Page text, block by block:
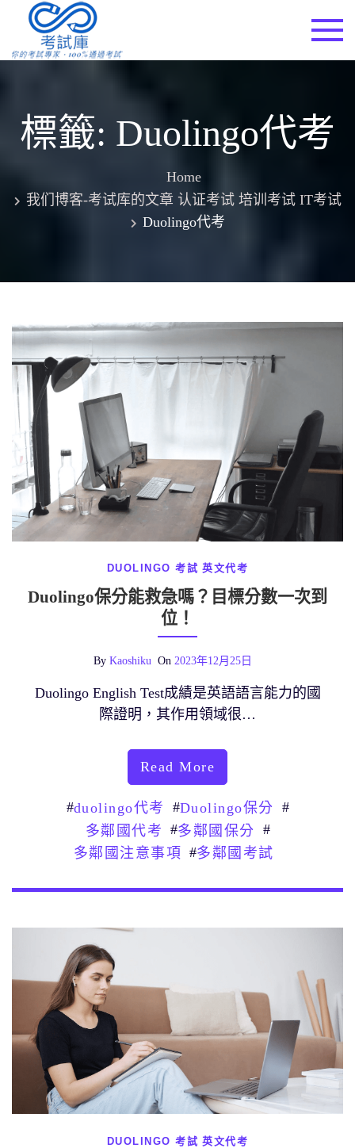
content
標籤: Duolingo代考
Home
我们博客-考试库的文章 认证考试 培训考试 IT考试
Duolingo代考
DUOLINGO 考試 英文代考
Duolingo保分能救急嗎？目標分數一次到
位！
By Kaoshiku On 2023年12月25日
Duolingo English Test成績是英語語言能力的國
際證明，其作用領域很…
Read More
#duolingo代考 #Duolingo保分
#
多鄰國代考 #多鄰國保分
#
多鄰國注意事項 #多鄰國考試
DUOLINGO 考試 英文代考